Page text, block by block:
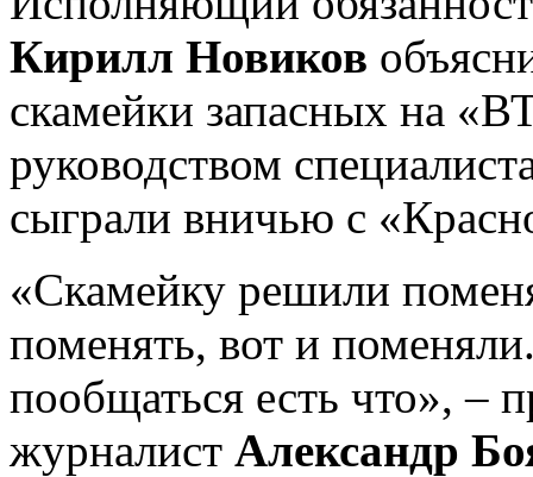
Кирилл Новиков
скамейки запасных на
руководством
сыграли вничью с
«Скамейку решили
поменять, вот и
пообщаться есть что», –
журналист Александр